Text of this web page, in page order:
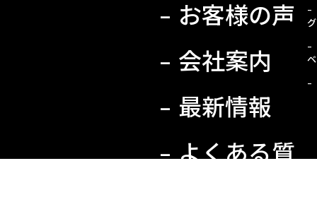
お客様の声
会社案内
最新情報
よくある質